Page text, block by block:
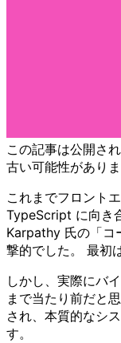
この記事は公開さ
古い可能性があり
これまでフロント
TypeScript に向き
Karpathy 氏の「コ
撃的でした。 最初
しかし、実際にバ
まで当たり前だと
され、本質的なシ
す。